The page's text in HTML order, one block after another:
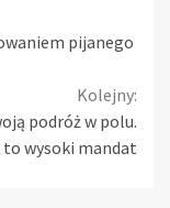
pijanego
Kolejny:
podróż w polu.
to wysoki mandat